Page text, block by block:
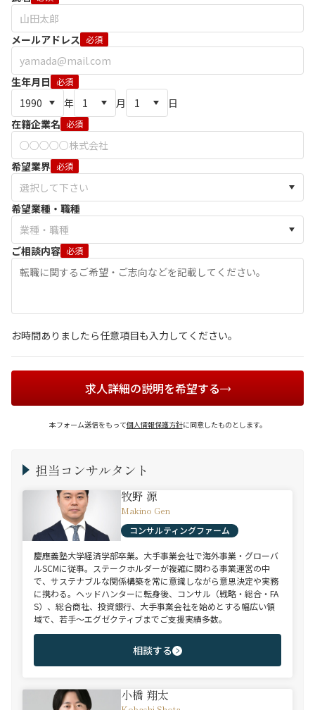
メールアドレス 必須
生年月日 必須
年 月
日
在籍企業名 必須
希望業界 必須
希望業種・職種
ご相談内容 必須
お時間ありましたら任意項目も入力してください。
求人詳細の説明を希望する
本フォーム送信をもって個人情報保護方針に同意したものとします。
担当コンサルタント
牧野 源
Makino Gen
コンサルティングファーム
慶應義塾大学経済学部卒業。大手事業会社で海外事業・グローバ
ルSCMに従事。ステークホルダーが複雑に関わる事業運営の中
で、サステナブルな関係構築を常に意識しながら意思決定や実務
に携わる。ヘッドハンターに転身後、コンサル（戦略・総合・FA
S）、総合商社、投資銀行、大手事業会社を始めとする幅広い領
域で、若手～エグゼクティブまでご支援実績多数。
相談する
小橋 翔太